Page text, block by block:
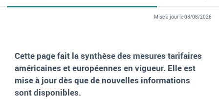
Mise à jour le 03/08/2026
Cette page fait la synthèse des mesures tarifaires
américaines et européennes en vigueur. Elle est
mise à jour dès que de nouvelles informations
sont disponibles.